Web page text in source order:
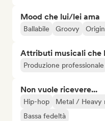
Mood che lui/lei ama
Ballabile Groovy
Attributi musicali che
Produzione professionale
Non vuole ricevere...
Hip-hop Metal / Heavy
Bassa fedeltà